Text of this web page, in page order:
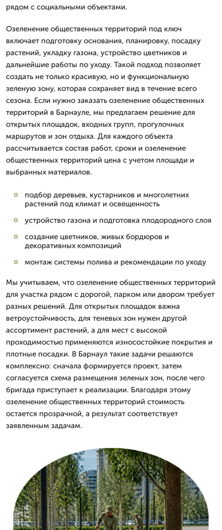
рядом с социальными объектами.
Озеленение общественных территорий под ключ
включает подготовку основания, планировку, посадку
растений, укладку газона, устройство цветников и
дальнейшие работы по уходу. Такой подход позволяет
создать не только красивую, но и функциональную
зеленую зону, которая сохраняет вид в течение всего
сезона. Если нужно заказать озеленение общественных
территорий в Барнауле, мы предлагаем решение для
открытых площадок, входных групп, прогулочных
маршрутов и зон отдыха. Для каждого объекта
рассчитывается состав работ, сроки и озеленение
общественных территорий цена с учетом площади и
выбранных материалов.
подбор деревьев, кустарников и многолетних
растений под климат и освещенность
устройство газона и подготовка плодородного слоя
создание цветников, живых бордюров и
декоративных композиций
монтаж системы полива и рекомендации по уходу
Мы учитываем, что озеленение общественных территорий
для участка рядом с дорогой, парком или двором требует
разных решений. Для открытых площадок важна
ветроустойчивость, для теневых зон нужен другой
ассортимент растений, а для мест с высокой
проходимостью применяются износостойкие покрытия и
плотные посадки. В Барнаул такие задачи решаются
комплексно: сначала формируется проект, затем
согласуется схема размещения зеленых зон, после чего
бригада приступает к реализации. Благодаря этому
озеленение общественных территорий стоимость
остается прозрачной, а результат соответствует
заявленным задачам.